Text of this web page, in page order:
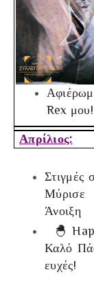
Rex
Απρίλιος:
Άνοιξη
Καλό
ευχές!